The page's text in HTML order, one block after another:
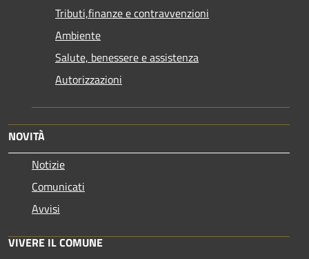
Tributi,finanze e contravvenzioni
Ambiente
Salute, benessere e assistenza
Autorizzazioni
NOVITÀ
Notizie
Comunicati
Avvisi
VIVERE IL COMUNE